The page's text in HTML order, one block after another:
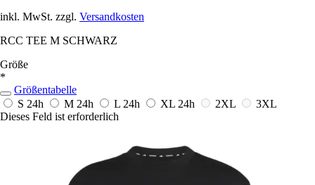
inkl. MwSt. zzgl. Versandkosten
RCC TEE M SCHWARZ
Größe
*
Größentabelle
S 24h M 24h L 24h XL 24h 2XL
3XL
Dieses Feld ist erforderlich